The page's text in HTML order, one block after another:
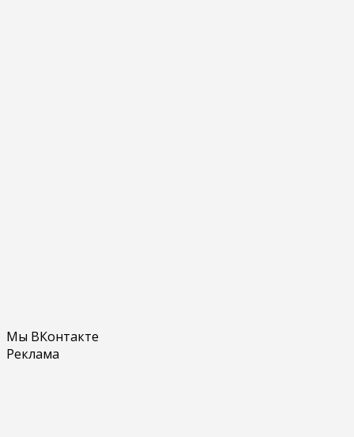
Мы ВКонтакте
Реклама